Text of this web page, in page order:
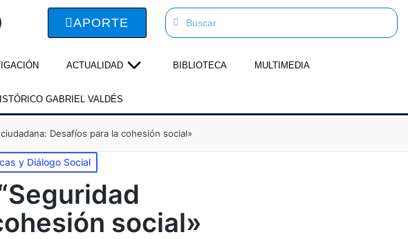
APORTE
ACTUALIDAD BIBLIOTECA MULTIMEDIA
GABRIEL VALDÉS
Desafíos para la cohesión social»
y Diálogo Social
social»